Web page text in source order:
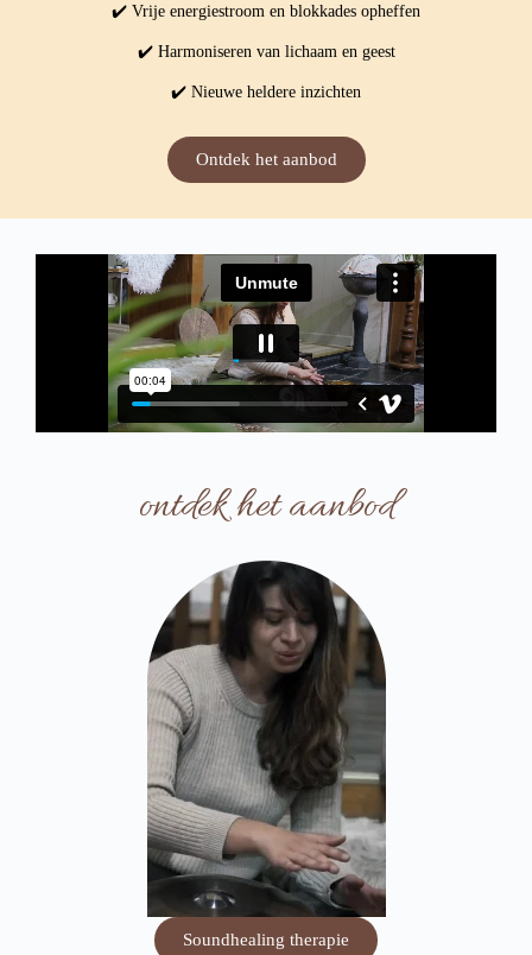
✔️ Vrije energiestroom en blokkades opheffen
✔️ Harmoniseren van lichaam en geest
✔️ Nieuwe heldere inzichten
Ontdek het aanbod
ontdek het aanbod
Soundhealing therapie